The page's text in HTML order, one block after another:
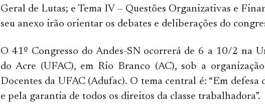
Geral de Lutas; e Tema IV – Questões Organizativas e
seu anexo irão orientar os debates e deliberações do
O 41º Congresso do Andes-SN ocorrerá de 6 a 10/2 na
do Acre (UFAC), em Rio Branco (AC), sob a
Docentes da UFAC (Adufac). O tema central é: “Em defesa
e pela garantia de todos os direitos da classe trabalhadora”.